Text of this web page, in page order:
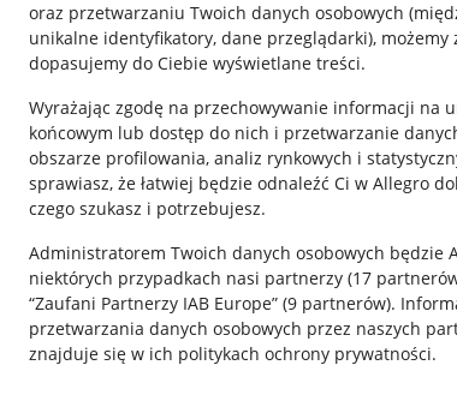
oraz przetwarzaniu Twoich danych osobowych
unikalne identyfikatory, dane przeglądarki), możemy
dopasujemy do Ciebie wyświetlane treści.
Wyrażając zgodę na przechowywanie informacji na
końcowym lub dostęp do nich i przetwarzanie
obszarze profilowania, analiz rynkowych i
sprawiasz, że łatwiej będzie odnaleźć Ci w Allegro
czego szukasz i potrzebujesz.
Administratorem Twoich danych osobowych będzie
niektórych przypadkach nasi partnerzy (17
“Zaufani Partnerzy IAB Europe” (9 partnerów).
przetwarzania danych osobowych przez naszych
znajduje się w ich politykach ochrony prywatności.
Nawigacja
Przydatne informacje
Jak to działa
Napisz do nas
Allegro Gadane dla sprzedających